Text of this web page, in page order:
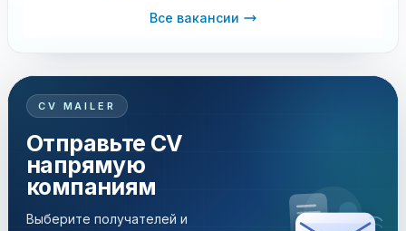
Все вакансии
CV MAILER
Отправьте CV
напрямую
компаниям
Выберите получателей и